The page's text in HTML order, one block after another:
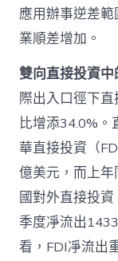
應用辦事逆差
業順差增加。
雙向直接投資中
際出入口徑下
比增添34.0%。
華直接投資（
億美元，而上
國對外直接投
季度凈流出
看，FDI凈流出